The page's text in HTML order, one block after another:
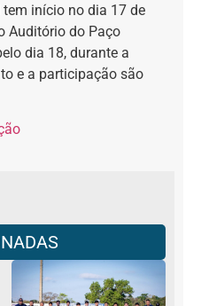
início no dia 17 de
Auditório do Paço
dia 18, durante a
e a participação são